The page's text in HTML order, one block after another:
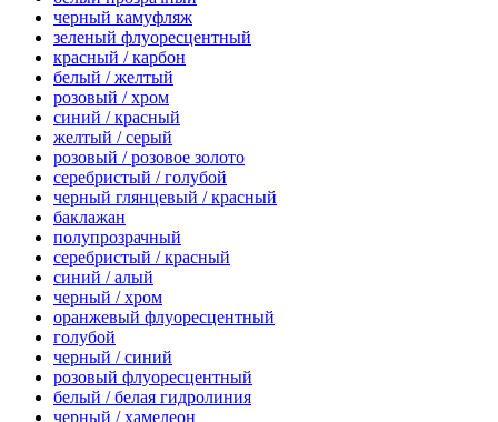
черный камуфляж
зеленый флуоресцентный
красный / карбон
белый / желтый
розовый / хром
синий / красный
желтый / серый
розовый / розовое золото
серебристый / голубой
черный глянцевый / красный
баклажан
полупрозрачный
серебристый / красный
синий / алый
черный / хром
оранжевый флуоресцентный
голубой
черный / синий
розовый флуоресцентный
белый / белая гидролиния
черный / хамелеон